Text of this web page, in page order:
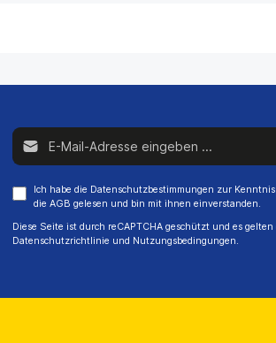
E-Mail-Adresse*
Ich habe die Datenschutzbestimmungen zur
die AGB gelesen und bin mit ihnen einverstanden.
Diese Seite ist durch reCAPTCHA geschützt und es gelten
Datenschutzrichtlinie und Nutzungsbedingungen